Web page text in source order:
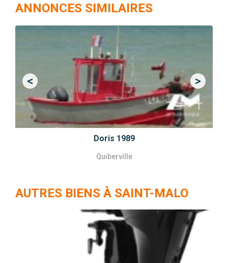
ANNONCES SIMILAIRES
Doris 1989
Quiberville
<Previous >Next
AUTRES BIENS À SAINT-MALO